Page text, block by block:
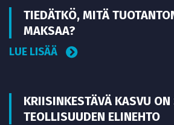
TIEDÄTKÖ, MITÄ
MAKSAA?
LUE LISÄÄ
KRIISINKESTÄVÄ KASVU ON
TEOLLISUUDEN ELINEHTO